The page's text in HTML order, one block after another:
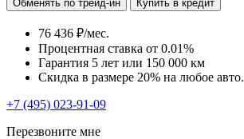
Обменять по трейд-ин Купить в кредит
76 436 ₽/мес.
Процентная ставка от 0.01%
Гарантия 5 лет или 150 000 км
Скидка в размере 20% на любое авто.
+7 (495) 023-91-09
Перезвоните мне